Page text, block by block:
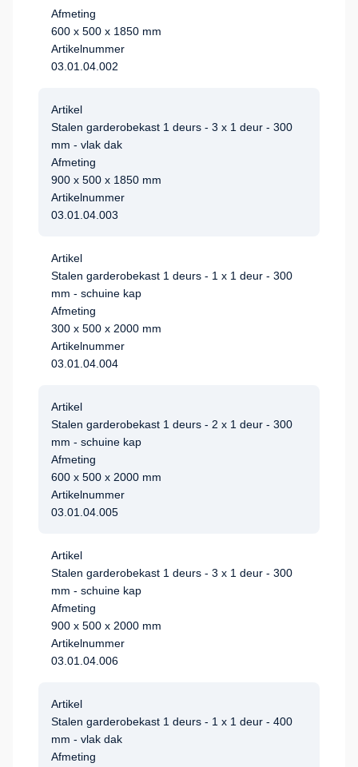
Afmeting
600 x 500 x 1850 mm
Artikelnummer
03.01.04.002
Artikel
Stalen garderobekast 1 deurs - 3 x 1 deur - 300
mm - vlak dak
Afmeting
900 x 500 x 1850 mm
Artikelnummer
03.01.04.003
Artikel
Stalen garderobekast 1 deurs - 1 x 1 deur - 300
mm - schuine kap
Afmeting
300 x 500 x 2000 mm
Artikelnummer
03.01.04.004
Artikel
Stalen garderobekast 1 deurs - 2 x 1 deur - 300
mm - schuine kap
Afmeting
600 x 500 x 2000 mm
Artikelnummer
03.01.04.005
Artikel
Stalen garderobekast 1 deurs - 3 x 1 deur - 300
mm - schuine kap
Afmeting
900 x 500 x 2000 mm
Artikelnummer
03.01.04.006
Artikel
Stalen garderobekast 1 deurs - 1 x 1 deur - 400
mm - vlak dak
Afmeting